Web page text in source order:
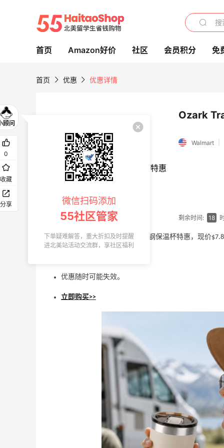
首页 Amazon好价 社区 会员积分 免
首页 优惠 优惠详情
Ozark
Walmart
剩余时间: 18
Walmart 现有 Ozark Trail 不锈钢保温杯特惠，现价
优惠随时可能失效。
立即购买>>
e.l.f. Cosmetics：平价彩妆热卖 入腮红
棒、妆前乳等
新人首单享8.5折
e.l.f. cosmetics
Milwaukee M12电动打胶工具特惠
6.2折 $149
多款到手价仅个位数
Joseph Joseph US
Shiseido 资生堂：护肤大促 入老网红红腰
子精华、蓝胖子防晒
注册短信首单满$100享8.5折
Shiseido
0
收藏
分享 微信扫码添加
55社区管家
下单疑难解答，重大折扣及时提醒
进北美站活动交流群，享社区福利